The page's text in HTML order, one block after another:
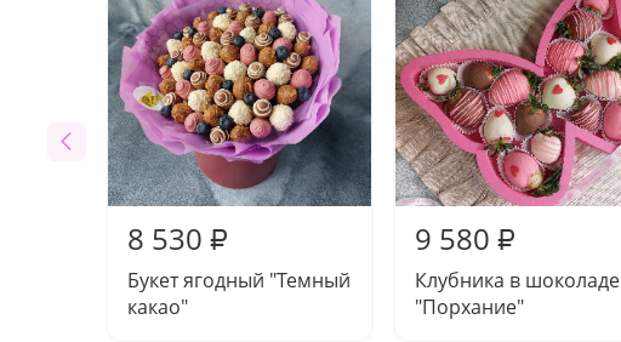
8 530 ₽
Букет ягодный "Темный
какао"
9 580 ₽
Клубника в шоколаде
"Порхание"